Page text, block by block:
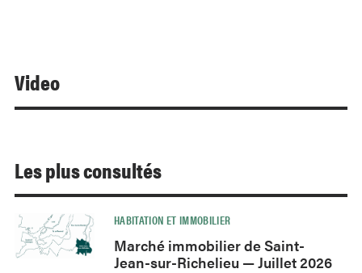
Video
Les plus consultés
HABITATION ET IMMOBILIER
Marché immobilier de Saint-
Jean-sur-Richelieu — Juillet 2026